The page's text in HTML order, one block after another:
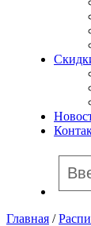
Главная /